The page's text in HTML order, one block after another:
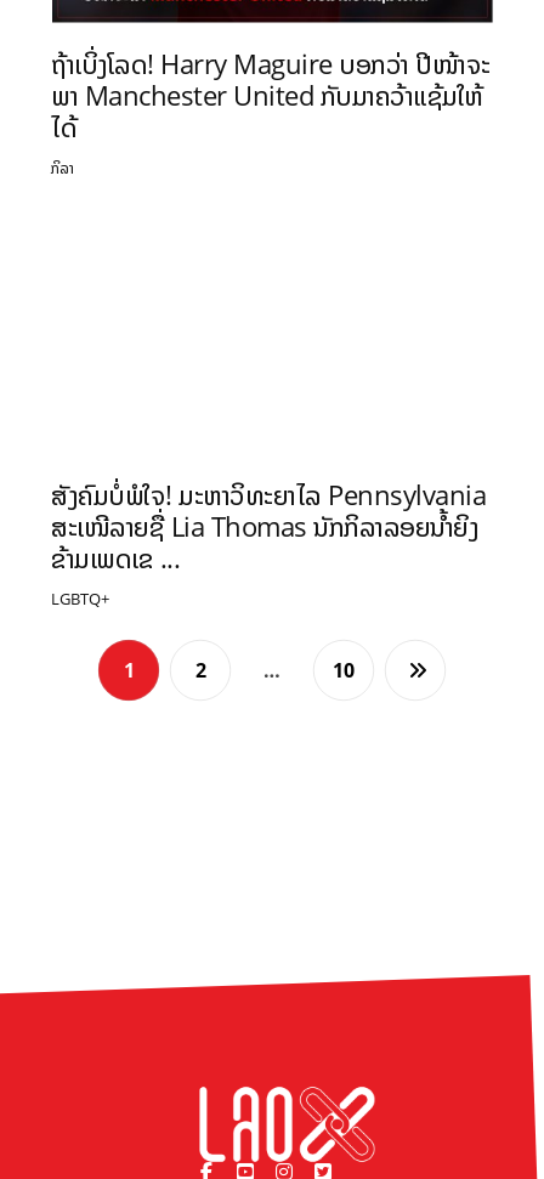
ຖ້າເບິ່ງໂລດ! Harry Maguire ບອກວ່າ ປີໜ້າຈະ
ພາ Manchester United ກັບມາຄວ້າແຊ້ມໃຫ້
ໄດ້
ກິລາ
ສັງຄົມບໍ່ພໍໃຈ! ມະຫາວິທະຍາໄລ Pennsylvania
ສະເໜີລາຍຊື່ Lia Thomas ນັກກິລາລອຍນໍ້າຍິງ
ຂ້າມເພດເຂ ...
LGBTQ+
1 2 … 10